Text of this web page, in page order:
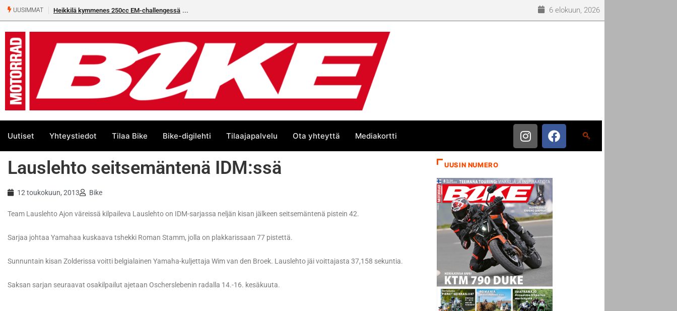
UUSIMMAT Heikkilä kymmenes 250cc EM-challengessä 6 elokuun, 2026
Uutiset Yhteystiedot Tilaa Bike Bike-digilehti Tilaajapalvelu Ota yhteyttä Mediakortti
Lauslehto seitsemäntenä IDM:ssä
12 toukokuun, 2013 Bike
Team Lauslehto Ajon väreissä kilpaileva Lauslehto on IDM-sarjassa neljän kisan jälkeen seitsemäntenä pistein 42.
Sarjaa johtaa Yamahaa kuskaava tshekki Roman Stamm, jolla on plakkarissaan 77 pistettä.
Sunnuntain kisan Zolderissa voitti belgialainen Yamaha-kuljettaja Wim van den Broek. Lauslehto jäi voittajasta 37,158 sekuntia.
Saksan sarjan seuraavat osakilpailut ajetaan Oscherslebenin radalla 14.-16. kesäkuuta.
UUSIN NUMERO